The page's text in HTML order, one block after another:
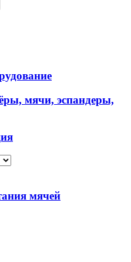
мячи, эспандеры,
мячей